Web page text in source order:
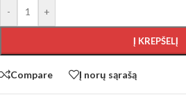
- +
Į KREPŠELĮ
Compare Į norų sąrašą